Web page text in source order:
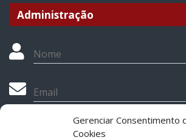
Gerenciar Consentimento
Cookies
Nome
Email
Telefone